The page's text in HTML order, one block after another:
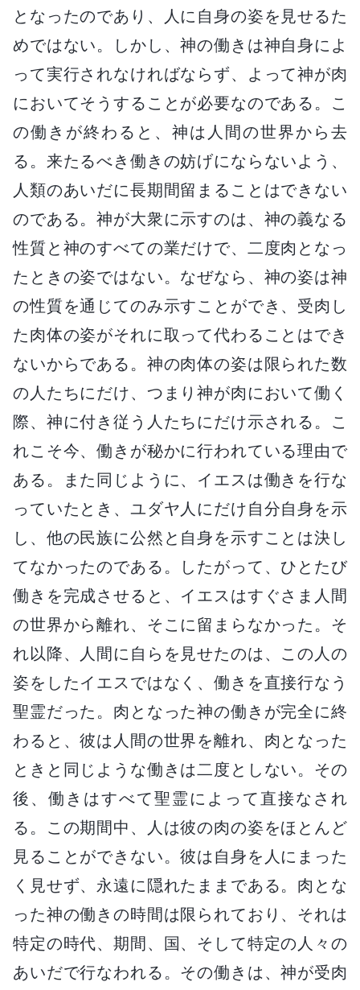
となったのであり、人に自身の姿を見せるた
めではない。しかし、神の働きは神自身によ
って実行されなければならず、よって神が肉
においてそうすることが必要なのである。こ
の働きが終わると、神は人間の世界から去
る。来たるべき働きの妨げにならないよう、
人類のあいだに長期間留まることはできない
のである。神が大衆に示すのは、神の義なる
性質と神のすべての業だけで、二度肉となっ
たときの姿ではない。なぜなら、神の姿は神
の性質を通じてのみ示すことができ、受肉し
た肉体の姿がそれに取って代わることはでき
ないからである。神の肉体の姿は限られた数
の人たちにだけ、つまり神が肉において働く
際、神に付き従う人たちにだけ示される。こ
れこそ今、働きが秘かに行われている理由で
ある。また同じように、イエスは働きを行な
っていたとき、ユダヤ人にだけ自分自身を示
し、他の民族に公然と自身を示すことは決し
てなかったのである。したがって、ひとたび
働きを完成させると、イエスはすぐさま人間
の世界から離れ、そこに留まらなかった。そ
れ以降、人間に自らを見せたのは、この人の
姿をしたイエスではなく、働きを直接行なう
聖霊だった。肉となった神の働きが完全に終
わると、彼は人間の世界を離れ、肉となった
ときと同じような働きは二度としない。その
後、働きはすべて聖霊によって直接なされ
る。この期間中、人は彼の肉の姿をほとんど
見ることができない。彼は自身を人にまった
く見せず、永遠に隠れたままである。肉とな
った神の働きの時間は限られており、それは
特定の時代、期間、国、そして特定の人々の
あいだで行なわれる。その働きは、神が受肉